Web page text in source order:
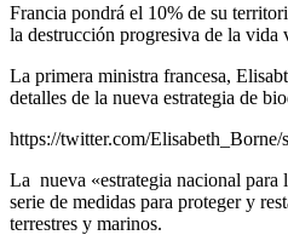
Francia pondrá el 10% de su
la destrucción progresiva de la vida
La primera ministra francesa,
detalles de la nueva estrategia de
https://twitter.com/
La nueva «estrategia nacional para
serie de medidas para proteger y
terrestres y marinos.